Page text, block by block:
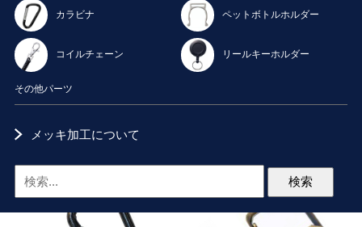
カラビナ ペットボトルホルダー
コイルチェーン リールキーホルダー
その他パーツ
メッキ加工について